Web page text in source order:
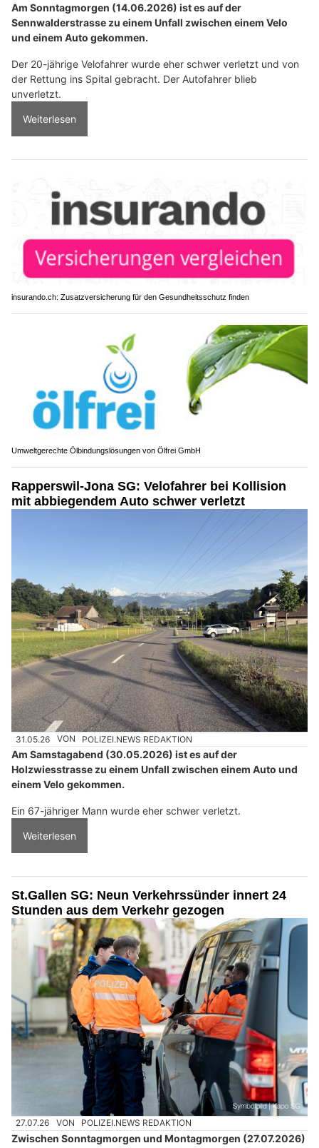
Am Sonntagmorgen (14.06.2026) ist es auf der
Sennwalderstrasse zu einem Unfall zwischen einem Velo
und einem Auto gekommen.
Der 20-jährige Velofahrer wurde eher schwer verletzt und von
der Rettung ins Spital gebracht. Der Autofahrer blieb
unverletzt.
Weiterlesen
insurando.ch: Zusatzversicherung für den Gesundheitsschutz finden
Umweltgerechte Ölbindungslösungen von Ölfrei GmbH
Rapperswil-Jona SG: Velofahrer bei Kollision
mit abbiegendem Auto schwer verletzt
31.05.26 VON POLIZEI.NEWS REDAKTION
Am Samstagabend (30.05.2026) ist es auf der
Holzwiesstrasse zu einem Unfall zwischen einem Auto und
einem Velo gekommen.
Ein 67-jähriger Mann wurde eher schwer verletzt.
Weiterlesen
St.Gallen SG: Neun Verkehrssünder innert 24
Stunden aus dem Verkehr gezogen
27.07.26 VON POLIZEI.NEWS REDAKTION
Zwischen Sonntagmorgen und Montagmorgen (27.07.2026)